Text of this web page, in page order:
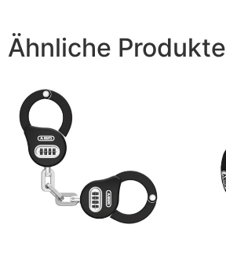
Ähnliche Produkte